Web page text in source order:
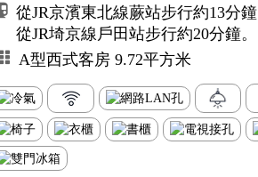
從JR京濱東北線蕨站步行約13分鐘
從JR埼京線戶田站步行約20分鐘。
A型西式客房 9.72平方米